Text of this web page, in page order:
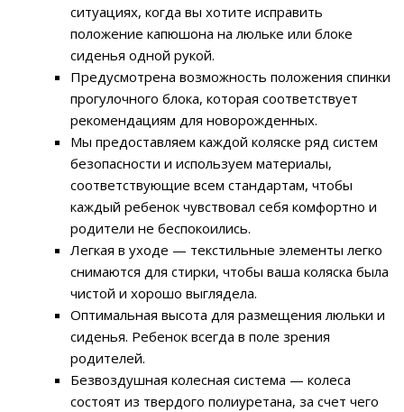
ситуациях, когда вы хотите исправить
положение капюшона на люльке или блоке
сиденья одной рукой.
Предусмотрена возможность положения спинки
прогулочного блока, которая соответствует
рекомендациям для новорожденных.
Мы предоставляем каждой коляске ряд систем
безопасности и используем материалы,
соответствующие всем стандартам, чтобы
каждый ребенок чувствовал себя комфортно и
родители не беспокоились.
Легкая в уходе — текстильные элементы легко
снимаются для стирки, чтобы ваша коляска была
чистой и хорошо выглядела.
Оптимальная высота для размещения люльки и
сиденья. Ребенок всегда в поле зрения
родителей.
Безвоздушная колесная система — колеса
состоят из твердого полиуретана, за счет чего